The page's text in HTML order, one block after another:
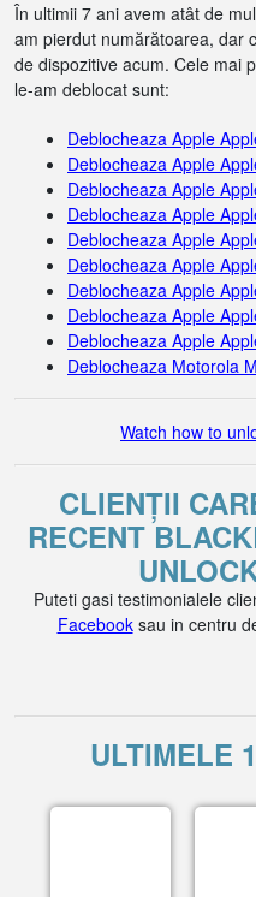
În ultimii 7 ani avem atât de
am pierdut numărătoarea, dar
de dispozitive acum. Cele mai
le-am deblocat sunt:
Deblocheaza Apple
Deblocheaza Apple
Deblocheaza Apple
Deblocheaza Apple
Deblocheaza Apple
Deblocheaza Apple
Deblocheaza Apple
Deblocheaza Apple
Deblocheaza Apple
Deblocheaza Motorola
Watch how to
CLIENȚII
RECENT
Puteti gasi testimonialele
Facebooksau in centru
ULTIMELE